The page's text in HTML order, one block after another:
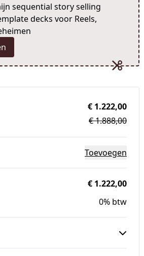
sequential story selling
decks voor Reels,
€ 1.222,00
€ 1.888,00
Toevoegen
€ 1.222,00
0% btw